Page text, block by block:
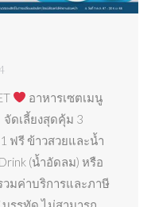
อาหารเซตเมนู
ดเลี้ยงสุดคุ้ม 3
ฟรี ข้าวสวยและน้ำ
(น้ำอัดลม) หรือ
วมค่าบริการและภาษี